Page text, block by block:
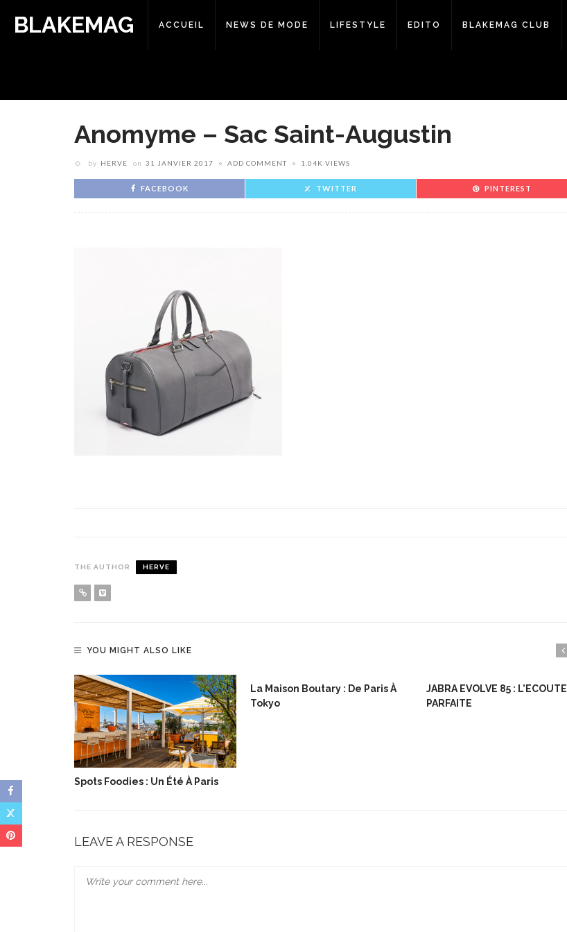
BLAKEMAG ACCUEIL NEWS DE MODE LIFESTYLE EDITO BLAKEMAG CLUB
Anomyme – Sac Saint-Augustin
by HERVE on 31 JANVIER 2017 ADD COMMENT 1.04K VIEWS
FACEBOOK TWITTER PINTEREST
THE AUTHOR HERVE
YOU MIGHT ALSO LIKE
Spots Foodies : Un Été À Paris
La Maison Boutary : De Paris À
Tokyo
JABRA EVOLVE 85 : L’ECOUTE
PARFAITE
LEAVE A RESPONSE